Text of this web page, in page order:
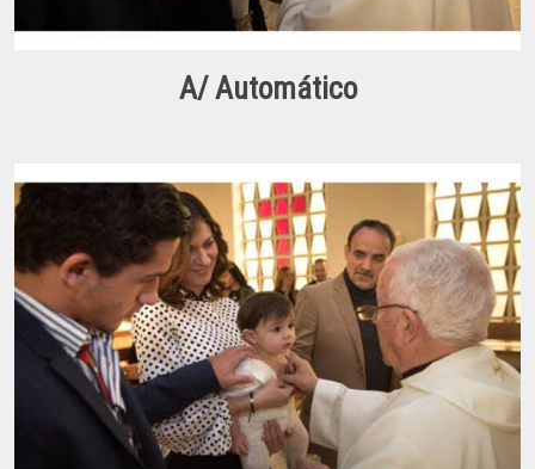
A/ Automático